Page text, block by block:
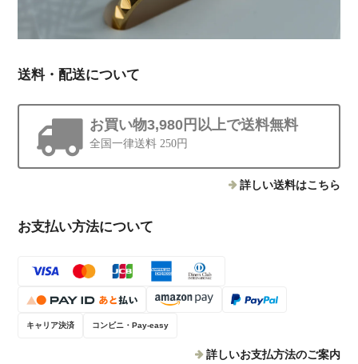
送料・配送について
お買い物3,980円以上で送料無料
全国一律送料 250円
詳しい送料はこちら
お支払い方法について
キャリア決済 コンビニ・Pay-easy
詳しいお支払方法のご案内